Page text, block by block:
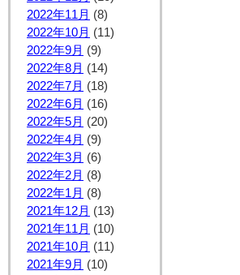
2022年11月 (8)
2022年10月 (11)
2022年9月 (9)
2022年8月 (14)
2022年7月 (18)
2022年6月 (16)
2022年5月 (20)
2022年4月 (9)
2022年3月 (6)
2022年2月 (8)
2022年1月 (8)
2021年12月 (13)
2021年11月 (10)
2021年10月 (11)
2021年9月 (10)